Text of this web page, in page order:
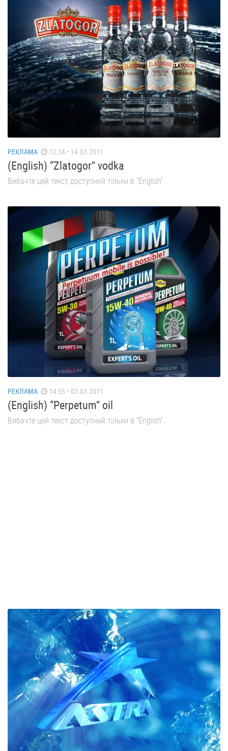
РЕКЛАМА 12:34 • 14.03.2011
(English) “Zlatogor” vodka
Вибачте цей текст доступний тільки в “English”.
РЕКЛАМА 14:55 • 03.03.2011
(English) “Perpetum” oil
Вибачте цей текст доступний тільки в “English”.